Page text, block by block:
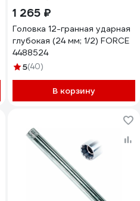
1 265 ₽
Головка 12-гранная ударная
глубокая (24 мм; 1/2) FORCE
4488524
5(40)
В корзину